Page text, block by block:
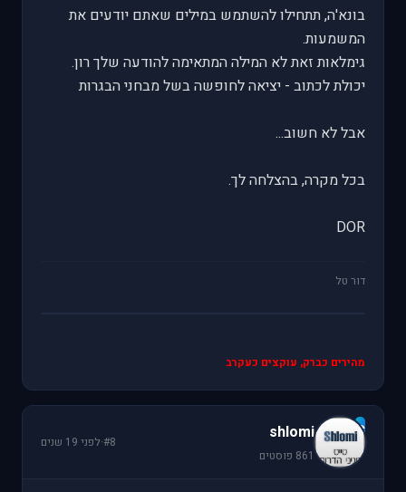
בונא'ה, תתחילו להשתמש במילים שאתם יודעים את
המשמעות.
גימלאות זאת לא המילה המתאימה להודעה שלך רון.
יכולת לכתוב - יציאה לחופשה בשל מבחני הבגרות
אבל לא חשוב...
בכל מקרה, בהצלחה לך.
DOR
דור טל
מהירים כברק, עוקצים כעקרב
s
shlomi
861 פוסטים
#8
·לפני 19 שנים